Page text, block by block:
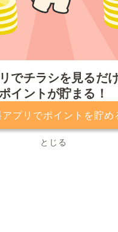
でチラシを見るだ
イントが貯まる！
プリでポイントを貯め
とじる
シーポリシー 利用規約
運営会
てのお問い合わせ